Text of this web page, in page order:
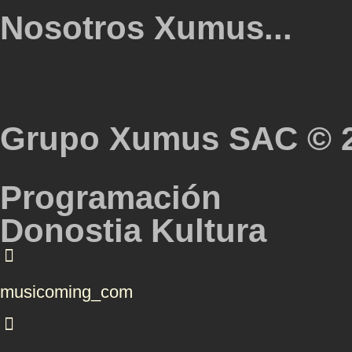
Nosotros Xumus...
Grupo Xumus SAC ©
Programación
Donostia Kultura
musicoming_com